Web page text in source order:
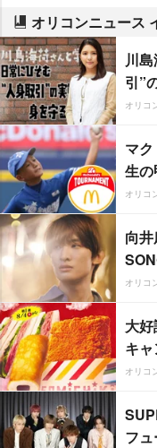
オリコンニュース
川
引”
オリコ
マ
生の
オリコ
向
オリコ
大
キ
オリコ
フ